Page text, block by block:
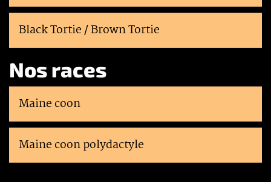
Black Tortie / Brown Tortie
Nos races
Maine coon
Maine coon polydactyle